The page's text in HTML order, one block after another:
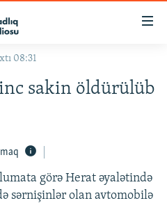
08:31
sakin öldürülüb
görə Herat əyalətində
sərnişinlər olan avtomobilə